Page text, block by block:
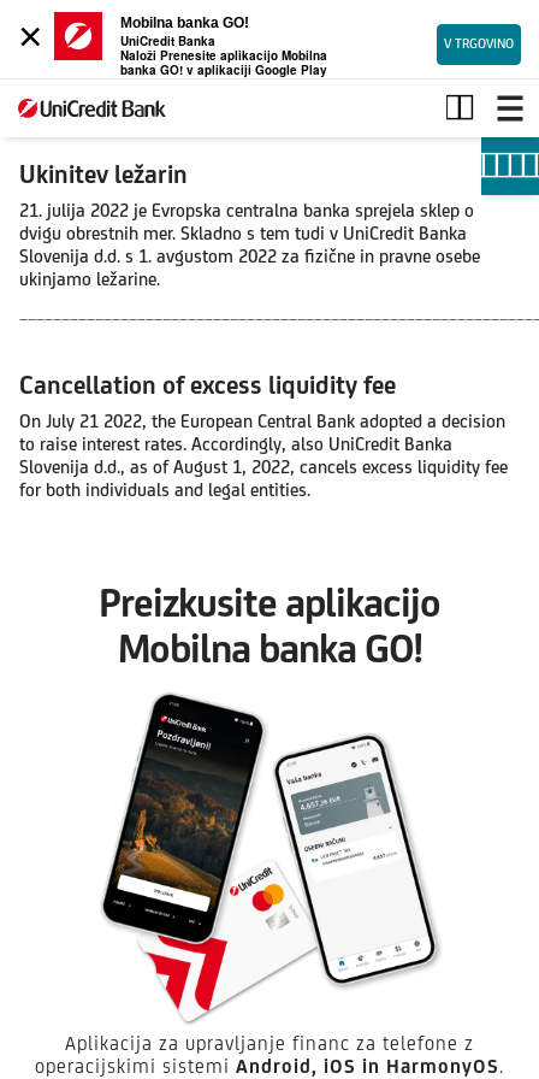
×
Mobilna banka GO!
UniCredit Banka
Naloži Prenesite aplikacijo Mobilna
banka GO! v aplikaciji Google Play
V TRGOVINO
Ukinitev
ležarin
Ukinitev ležarin
21. julija 2022 je Evropska centralna banka sprejela sklep o
dvigu obrestnih mer. Skladno s tem tudi v UniCredit Banka
Slovenija d.d. s 1. avgustom 2022 za fizične in pravne osebe
ukinjamo ležarine.
Cancellation of excess liquidity fee
On July 21 2022, the European Central Bank adopted a decision
to raise interest rates. Accordingly, also UniCredit Banka
Slovenija d.d., as of August 1, 2022, cancels excess liquidity fee
for both individuals and legal entities.
Preizkusite aplikacijo
Mobilna banka GO!
Aplikacija za upravljanje financ za telefone z
operacijskimi sistemi Android, iOS in HarmonyOS.